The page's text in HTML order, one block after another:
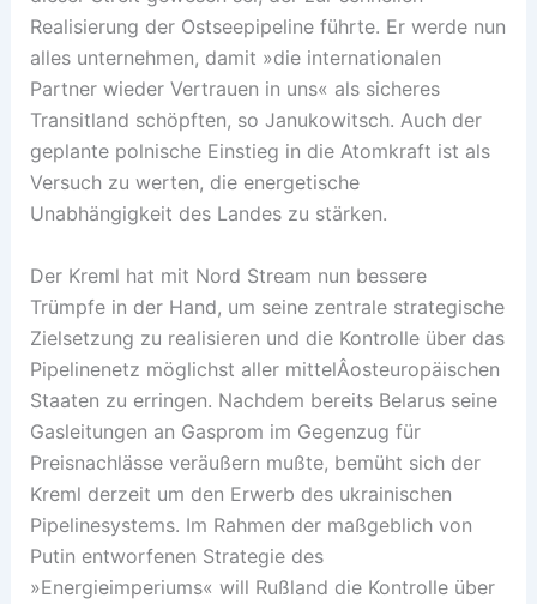
Realisierung der Ostseepipeline führte. Er werde nun
alles unternehmen, damit »die internationalen
Partner wieder Vertrauen in uns« als sicheres
Transitland schöpften, so Janukowitsch. Auch der
geplante polnische Einstieg in die Atomkraft ist als
Versuch zu werten, die energetische
Unabhängigkeit des Landes zu stärken.
Der Kreml hat mit Nord Stream nun bessere
Trümpfe in der Hand, um seine zentrale strategische
Zielsetzung zu realisieren und die Kontrolle über das
Pipelinenetz möglichst aller mittelÂ­osteuropäischen
Staaten zu erringen. Nachdem bereits Belarus seine
Gasleitungen an Gasprom im Gegenzug für
Preisnachlässe veräußern mußte, bemüht sich der
Kreml derzeit um den Erwerb des ukrainischen
Pipelinesystems. Im Rahmen der maßgeblich von
Putin entworfenen Strategie des
»Energieimperiums« will Rußland die Kontrolle über